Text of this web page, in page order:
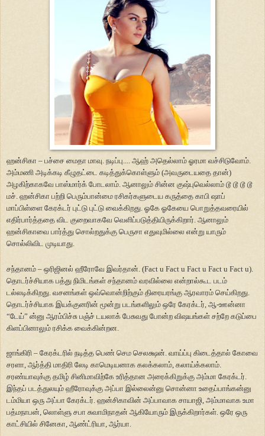
ஹன்சிகா – பச்சை மைதா மாவு. நடிப்பு.... ஆஹ் அதெல்லாம் ஓரமா வச்சிடுவோம்.
அம்மணி அடிக்கடி கீழுதட்டை கடித்துக்கொள்ளும் (அவருடையதை தான்)
அழகிற்காகவே பாஸ்மார்க் போடலாம். ஆனாலும் சின்ன குஷ்புவெல்லாம் டூ டூ டூ டூ
மச். ஹன்சிகா பற்றி பெரும்பான்மை ரசிகர்களுடைய கருத்தை காபி ஷாப்
மாப்பிள்ளை கேரக்டர் புட்டு புட்டு வைக்கிறது. ஓகே ஓகேயை பொறுத்தவரையில்
எதிர்பார்த்ததை விட குறைவாகவே வெளிப்படுத்தியிருக்கிறார். ஆனாலும்
ஹன்சிகாவை பார்த்து சொல்றதுக்கு பெருசா எதுவுமில்லை என்று யாரும்
சொல்லிவிட முடியாது.
சந்தானம் – ஒரிஜினல் ஹீரோவே இவர்தான். (Fact u Fact u Fact u Fact u Fact u).
தொடர்ச்சியாக பத்து நிமிடங்கள் சந்தானம் வரவில்லை என்றால்கூட படம்
டல்லடிக்கிறது. வசனங்கள் ஒவ்வொன்றிற்கும் திரையரங்கு ஆரவாரம் செய்கிறது.
தொடர்ச்சியாக இயக்குனரின் மூன்று படங்களிலும் ஒரே கேரக்டர், ஆ-ஊன்னா
“டேய்” ன்னு ஆரம்பிச்சு பஞ்ச் டயலாக் பேசுவது போன்ற விஷயங்கள் சற்றே கடுப்பை
கிளப்பினாலும் ரசிக்க வைக்கின்றன.
ஜாங்கிரி – கேரக்டரில் நடித்த பெண் செம செலக்ஷன். வாய்ப்பு கிடைத்தால் கோவை
சரளா, ஆர்த்தி மாதிரி லேடி காமெடியனாக கலக்கலாம், கலாய்க்கலாம்.
சரண்யாவுக்கு தமிழ் சினிமாவிற்கே உரித்தான அரைக்கிறுக்கு அம்மா கேரக்டர்.
இந்தப் படத்துலயும் ஹீரோவுக்கு அப்பா இல்லைன்னு சொன்னா உதைப்பாங்கன்னு
டம்மியா ஒரு அப்பா கேரக்டர். ஹன்சிகாவின் அப்பாவாக சாயாஜி, அம்மாவாக உமா
பத்மநாபன், லொள்ளு சபா சுவாமிநாதன் ஆகியோரும் இருக்கிறார்கள். ஒரே ஒரு
காட்சியில் சினேகா, ஆண்ட்ரியா, ஆர்யா.